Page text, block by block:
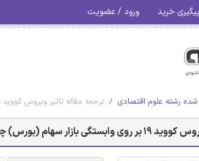
پیگیری خرید ورود / عضویت
شده رشته علوم اقتصادی ترجمه مقاله تاثیر ویروس کووید 19 بر روی وابستگی بازار سهام (بورس) چین - نشریه هینداوی
(بورس) چین - نشریه هینداوی